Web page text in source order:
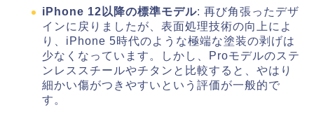
iPhone 12以降の標準モデル: 再び角張ったデザ
インに戻りましたが、表面処理技術の向上によ
り、iPhone 5時代のような極端な塗装の剥げは
少なくなっています。しかし、Proモデルのステ
ンレススチールやチタンと比較すると、やはり
細かい傷がつきやすいという評価が一般的で
す。